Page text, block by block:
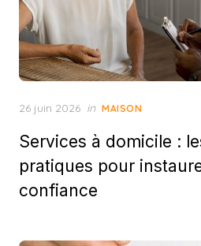
Posted
26 juin 2026 in MAISON
Services à domicile :
pratiques pour
confiance